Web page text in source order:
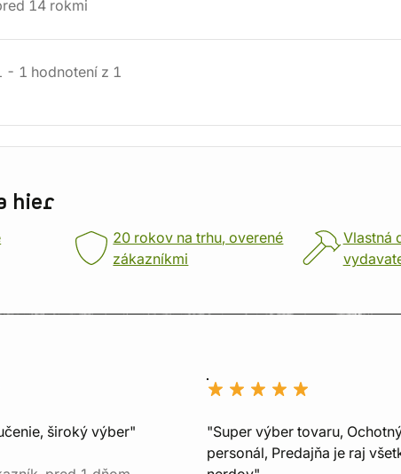
14 rokmi
- 1 hodnotení z 1
hier
20 rokov na trhu, overené
zákazníkmi
Vlastná
široký výber"
"Super výber tovaru,
personál, Predajňa je raj